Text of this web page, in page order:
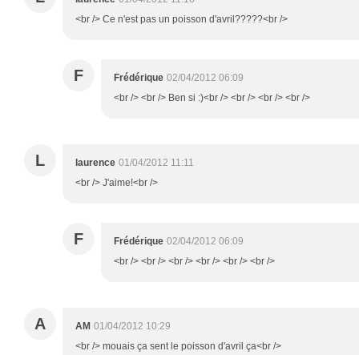
<br /> Ce n'est pas un poisson d'avril?????<br />
F Frédérique 02/04/2012 06:09
<br /> <br /> Ben si :)<br /> <br /> <br /> <br />
L laurence 01/04/2012 11:11
<br /> J'aime!<br />
F Frédérique 02/04/2012 06:09
<br /> <br /> <br /> <br /> <br /> <br />
A AM 01/04/2012 10:29
<br /> mouais ça sent le poisson d'avril ça<br />